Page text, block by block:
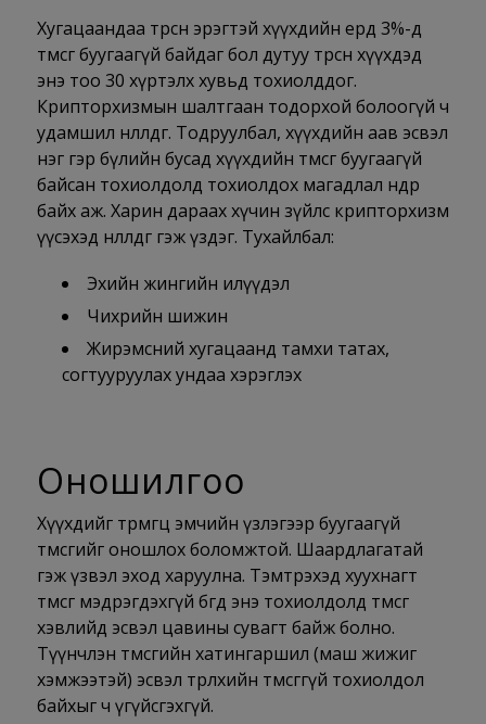
Хугацаандаа төрсөн эрэгтэй хүүхдийн ердөө 3%-д
төмсөг буугаагүй байдаг бол дутуу төрсөн хүүхдэд
энэ тоо 30 хүртэлх хувьд тохиолддог.
Крипторхизмын шалтгаан тодорхой болоогүй ч
удамшил нөлөөлдөг. Тодруулбал, хүүхдийн аав эсвэл
нэг гэр бүлийн бусад хүүхдийн төмсөг буугаагүй
байсан тохиолдолд тохиолдох магадлал өндөр
байх аж. Харин дараах хүчин зүйлс крипторхизм
үүсэхэд нөлөөлдөг гэж үздэг. Тухайлбал:
Эхийн жингийн илүүдэл
Чихрийн шижин
Жирэмсний хугацаанд тамхи татах,
согтууруулах ундаа хэрэглэх
Оношилгоо
Хүүхдийг төрмөгц эмчийн үзлэгээр буугаагүй
төмсгийг оношлох боломжтой. Шаардлагатай
гэж үзвэл эход харуулна. Тэмтрэхэд хуухнагт
төмсөг мэдрэгдэхгүй бөгөөд энэ тохиолдолд төмсөг
хэвлийд эсвэл цавины сувагт байж болно.
Түүнчлэн төмсгийн хатингаршил (маш жижиг
хэмжээтэй) эсвэл төрөлхийн төмсөггүй тохиолдол
байхыг ч үгүйсгэхгүй.